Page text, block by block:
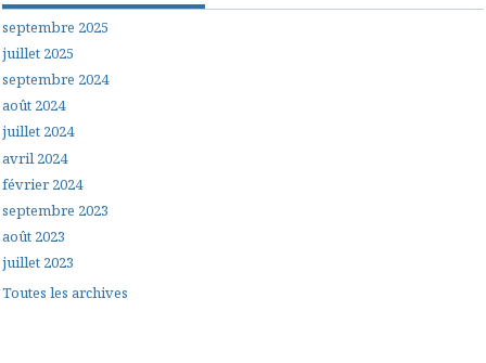
septembre 2025
juillet 2025
septembre 2024
août 2024
juillet 2024
avril 2024
février 2024
septembre 2023
août 2023
juillet 2023
Toutes les archives